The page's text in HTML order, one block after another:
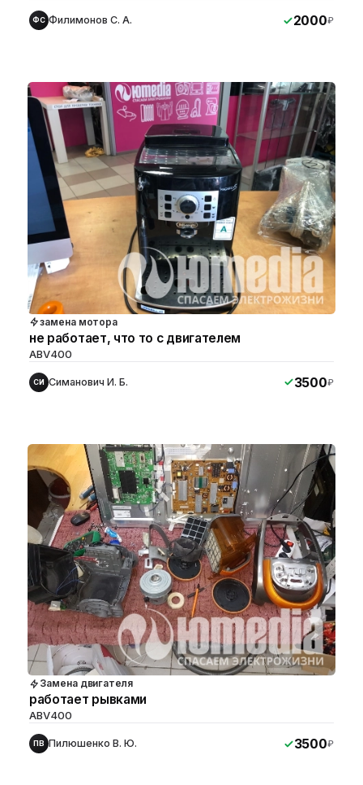
ФС Филимонов С. А. 2000₽
замена мотора
не работает, что то с двигателем
ABV400
СИ Симанович И. Б. 3500₽
Замена двигателя
работает рывками
ABV400
ПВ Пилюшенко В. Ю. 3500₽